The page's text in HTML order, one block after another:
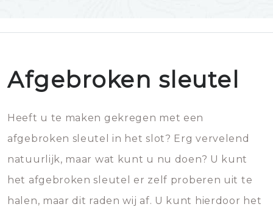
Afgebroken sleutel
Heeft u te maken gekregen met een
afgebroken sleutel in het slot? Erg vervelend
natuurlijk, maar wat kunt u nu doen? U kunt
het afgebroken sleutel er zelf proberen uit te
halen, maar dit raden wij af. U kunt hierdoor het